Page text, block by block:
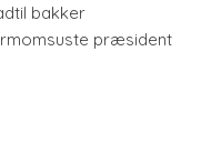
bakker
præsident